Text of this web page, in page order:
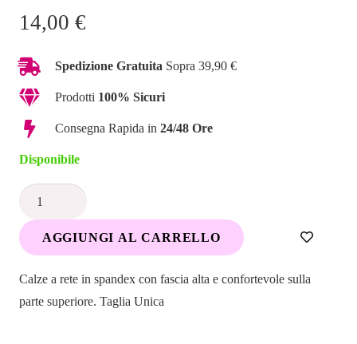
14,00 €
Spedizione Gratuita Sopra 39,90 €
Prodotti 100% Sicuri
Consegna Rapida in 24/48 Ore
Disponibile
Calze
Rete
Fascia
quantità
AGGIUNGI AL CARRELLO
Calze a rete in spandex con fascia alta e confortevole sulla
parte superiore. Taglia Unica